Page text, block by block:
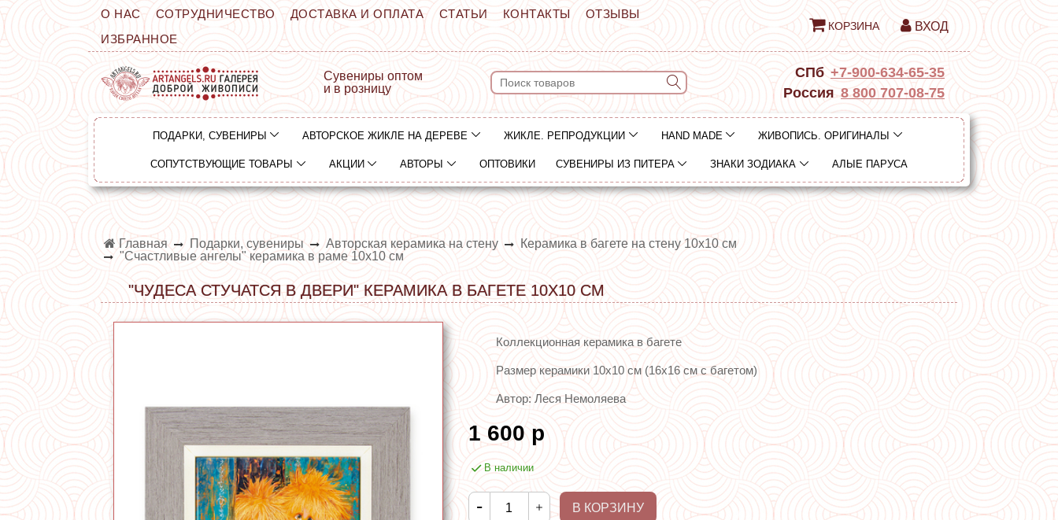
О НАС СОТРУДНИЧЕСТВО ДОСТАВКА И ОПЛАТА СТАТЬИ КОНТАКТЫ
ОТЗЫВЫ
ИЗБРАННОЕ
КОРЗИНА ВХОД
Сувениры оптом
и в розницу
СПб +7-900-634-65-35
Россия 8 800 707-08-75
ПОДАРКИ, СУВЕНИРЫ АВТОРСКОЕ ЖИКЛЕ НА ДЕРЕВЕ ЖИКЛЕ. РЕПРОДУКЦИИ HAND MADE ЖИВОПИСЬ. ОРИГИНАЛЫ
СОПУТСТВУЮЩИЕ ТОВАРЫ АКЦИИ АВТОРЫ ОПТОВИКИ СУВЕНИРЫ ИЗ ПИТЕРА ЗНАКИ ЗОДИАКА АЛЫЕ ПАРУСА
Главная Подарки, сувениры Авторская керамика на стену
Керамика в багете на стену 10х10 см
"Счастливые ангелы" керамика в раме 10х10 см
"ЧУДЕСА СТУЧАТСЯ В ДВЕРИ" КЕРАМИКА В БАГЕТЕ 10Х10 СМ
Коллекционная керамика в багете
Размер керамики 10х10 см (16х16 см с багетом)
Автор: Леся Немоляева
1 600 р
В наличии
В КОРЗИНУ